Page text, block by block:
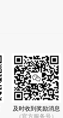
及时收到奖励消息
（官方服务号）